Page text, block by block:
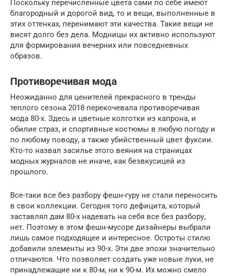
Поскольку перечисленные цвета сами по себе имеют
благородный и дорогой вид, то и вещи, выполненные в
этих оттенках, перенимают эти качества. Такие вещи не
висят долго без дела. Модницы их активно используют
для формирования вечерних или повседневных
образов.
Противоречивая мода
Неожиданно для ценителей прекрасного в тренды
теплого сезона 2018 перекочевала противоречивая
мода 80-х. Здесь и цветные колготки из капрона, и
обилие страз, и спортивные костюмы в любую погоду и
по любому поводу, а также убийственный цвет фуксии.
Кто-то назвал засилье этого веяния на страницах
модных журналов не иначе, как безвкусицей из
прошлого.
Все-таки все без разбору фешн-гуру не стали переносить
в свои коллекции. Сегодня того дефицита, который
заставлял дам 80-х надевать на себя все без разбору,
нет. Поэтому в этом фешн-мусоре дизайнеры выбрали
лишь самое подходящее и интересное. Остроты стилю
добавили элементы из 90-х. Эти две эпохи значительно
отличаются. Что позволяет создать уже новые луки, не
принадлежащие ни к 80-м, ни к 90-м. Их можно смело